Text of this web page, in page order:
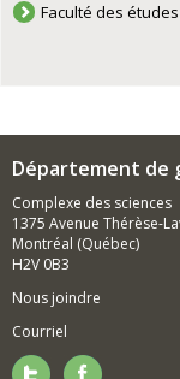
Faculté des
Département de
Complexe des sciences
1375 Avenue Thérèse-
Montréal (Québec)
H2V 0B3
Nous joindre
Courriel